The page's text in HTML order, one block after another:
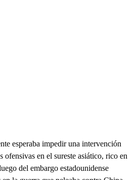
esperaba impedir una intervención
ofensivas en el sureste asiático, rico en
del embargo estadounidense